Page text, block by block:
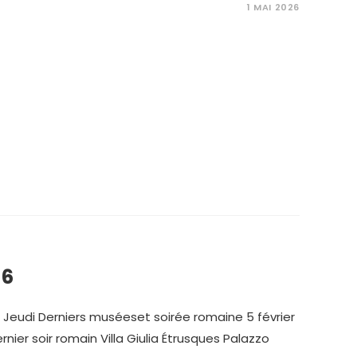
1 MAI 2026
Jeudi Derniers muséeset soirée romaine 5 février
soir romain Villa Giulia Étrusques Palazzo